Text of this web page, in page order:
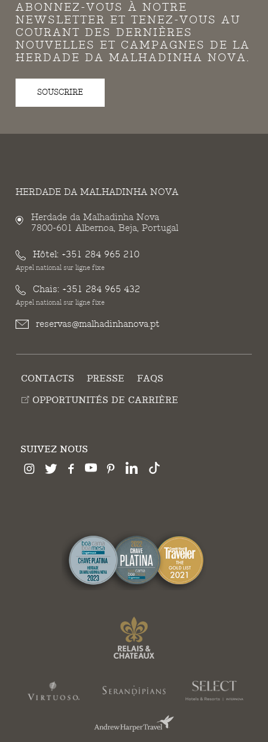
ABONNEZ-VOUS À NOTRE
NEWSLETTER ET TENEZ-VOUS AU
COURANT DES DERNIÈRES
NOUVELLES ET CAMPAGNES DE LA
HERDADE DA MALHADINHA NOVA.
SOUSCRIRE
HERDADE DA MALHADINHA NOVA
Herdade da Malhadinha Nova
7800-601 Albernoa, Beja, Portugal
Hôtel: +351 284 965 210
Appel national sur ligne fixe
Chais: +351 284 965 432
Appel national sur ligne fixe
reservas@malhadinhanova.pt
CONTACTS PRESSE
FAQS
OPPORTUNITÉS DE CARRIÈRE
SUIVEZ NOUS